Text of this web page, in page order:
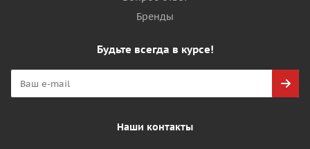
Бренды
Будьте всегда в курсе!
Наши контакты